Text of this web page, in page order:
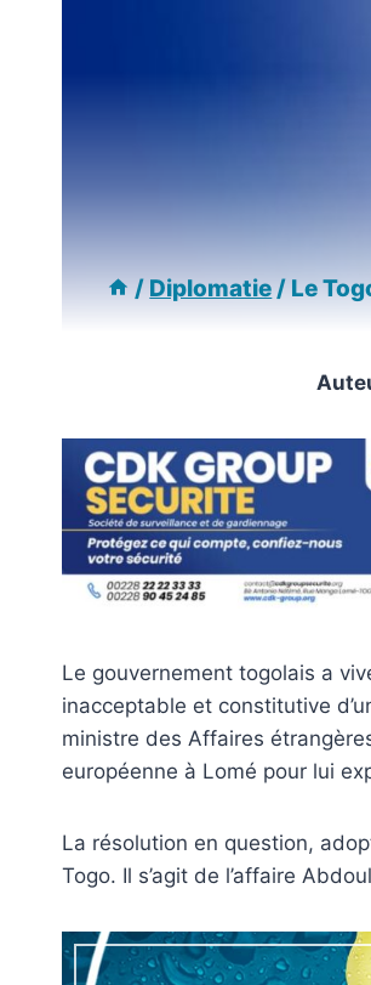
/ Diplomatie/ Le
Le gouvernement togolais a
inacceptable et constitutive
ministre des Affaires
européenne à Lomé pour lui
La résolution en question,
Togo. Il s’agit de l’affaire